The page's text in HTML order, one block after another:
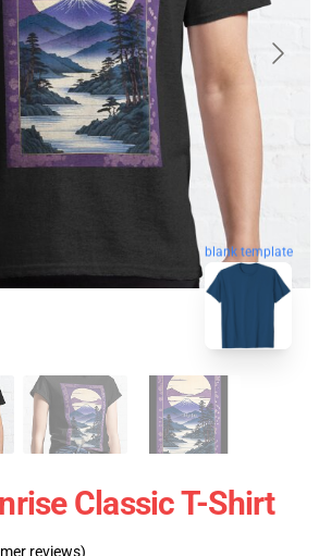
blank template
Classic T-Shirt
reviews)